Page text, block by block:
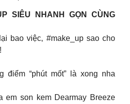
SIÊU NHANH GỌN CÙNG
bao việc, #make_up sao cho
điểm “phút mốt” là xong nha
em son kem Dearmay Breeze